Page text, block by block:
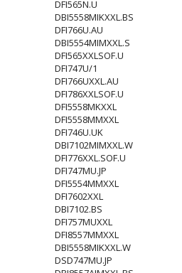
DFI565N.U
DBI5558MIKXXL.BS
DFI766U.AU
DBI5554MIMXXL.S
DFI565XXLSOF.U
DFI747U/1
DFI766UXXL.AU
DFI786XXLSOF.U
DFI5558MKXXL
DFI5558MMXXL
DFI746U.UK
DBI7102MIMXXL.W
DFI776XXL.SOF.U
DFI747MU.JP
DFI5554MMXXL
DFI7602XXL
DBI7102.BS
DFI757MUXXL
DFI8557MMXXL
DBI5558MIKXXL.W
DSD747MU.JP